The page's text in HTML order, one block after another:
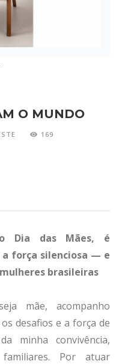
O MUNDO
169
Dia das Mães, é
força silenciosa — e
brasileiras
mãe, acompanho
desafios e a força de
minha convivência,
Por atuar